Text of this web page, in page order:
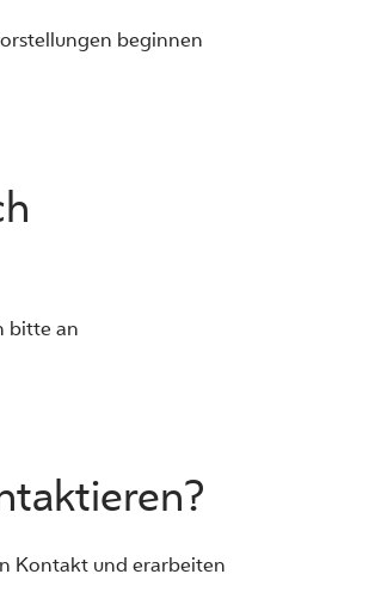
beginnen
bitte an
Kontakt und erarbeiten